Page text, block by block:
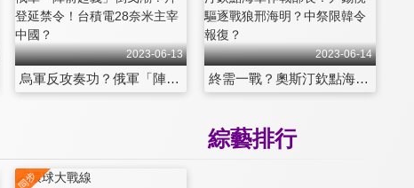
2023-06-13
烏軍反攻奏功？俄軍「陣前起義」倒戈潮？拜登延禁令！台積電28奈米主宰中國？
2023-06-14
終需一戰？奧斯汀欽點海軍作戰部長！尹錫悅驅逐戰狼邢海明？中祭限韓令報復？
綜藝排行